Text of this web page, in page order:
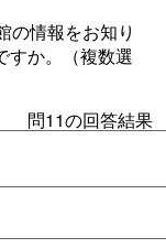
の情報をお知り
すか。（複数選
問11の回答結果